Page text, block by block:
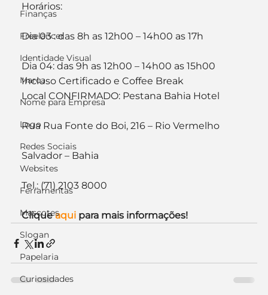
Finanças
Freelancer
Identidade Visual
Marca
Nome para Empresa
Logo
Redes Sociais
Websites
Ferramentas
Mascotes
Slogan
Papelaria
Curiosidades
Horários:
Dia 03 : das 8h as 12h00 – 14h00 as 17h
Dia 04: das 9h as 12h00 – 14h00 as 15h00
Incluso Certificado e Coffee Break
Local CONFIRMADO: Pestana Bahia Hotel
Rua Rua Fonte do Boi, 216 – Rio Vermelho
Salvador – Bahia
Tel.: (71) 2103 8000
Clique aqui para mais informações!